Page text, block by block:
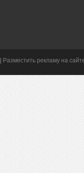
Разместить рекламу на